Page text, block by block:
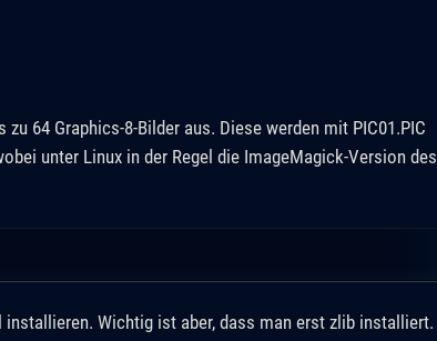
64 Graphics-8-Bilder aus. Diese werden mit PIC01.PIC
unter Linux in der Regel die ImageMagick-Version des
Wichtig ist aber, dass man erst zlib installiert.